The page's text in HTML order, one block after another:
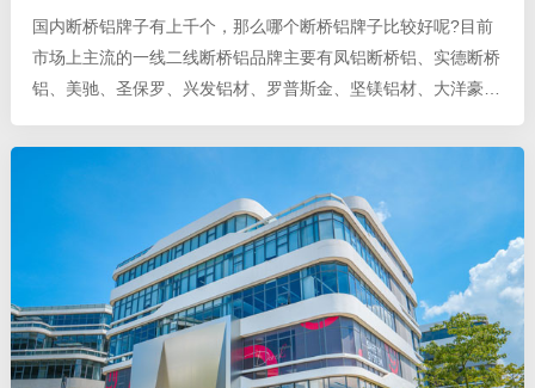
国内断桥铝牌子有上千个，那么哪个断桥铝牌子比较好呢?目前
市场上主流的一线二线断桥铝品牌主要有凤铝断桥铝、实德断桥
铝、美驰、圣保罗、兴发铝材、罗普斯金、坚镁铝材、大洋豪
断桥铝哪个牌子好 不管